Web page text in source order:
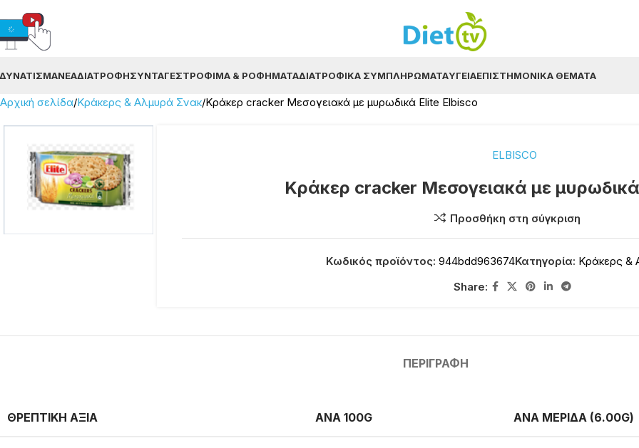
ΝΈΑΔΙΑΤΡΟΦΉΣΥΝΤΑΓΈΣΤΡΌΦΙΜΑ & ΡΟΦΉΜΑΤΑΔΙΑΤΡΟΦΙΚΆ ΣΥΜΠΛΗΡΏΜΑΤΑΥΓΕΊΑΕΠΙΣΤΗΜΟΝΙΚΆ ΘΈΜΑΤΑ
Αρχική σελίδα Κράκερς & Αλμυρά Σνακ Κράκερ cracker Μεσογειακά με μυρωδικά Elite Elbisco
ELBISCO
Κράκερ cracker Μεσογειακά με
Προσθήκη στη σύγκριση
Κωδικός προϊόντος: 944bdd963674Κατηγορία: Κράκερς &
Share:
ΠΕΡΙΓΡΑΦΉ
ΘΡΕΠΤΙΚΗ ΑΞΙΑ ΑΝΑ 100G ΑΝΑ ΜΕΡΙΔΑ (6.00G)